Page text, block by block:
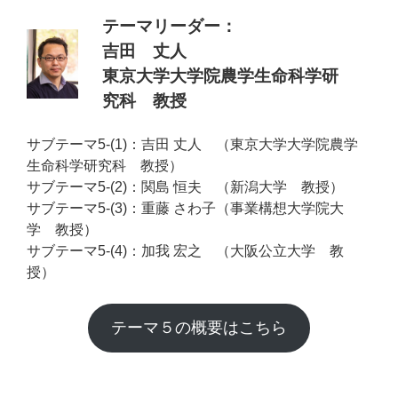
テーマリーダー：
吉田 丈人
東京大学大学院農学生命科学研
究科 教授
サブテーマ5-(1)：吉田 丈人 （東京大学大学院農学
生命科学研究科 教授）
サブテーマ5-(2)：関島 恒夫 （新潟大学 教授）
サブテーマ5-(3)：重藤 さわ子（事業構想大学院大
学 教授）
サブテーマ5-(4)：加我 宏之 （大阪公立大学 教
授）
テーマ５の概要はこちら